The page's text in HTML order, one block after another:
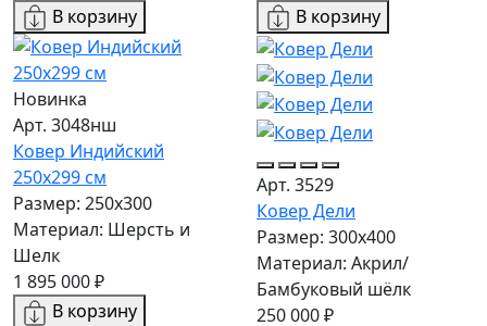
В корзину
В корзину
Новинка
Арт. 3048нш
Ковер Индийский
250x299 см
Размер: 250x300
Материал: Шерсть и
Шелк
1 895 000 ₽
В корзину
Арт. 3529
Ковер Дели
Размер: 300х400
Материал: Акрил/
Бамбуковый шёлк
250 000 ₽